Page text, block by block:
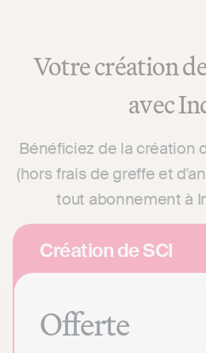
Votre création
avec
Bénéficiez de la création
(hors frais de greffe et
tout abonnement à
Création de SCI
Offerte